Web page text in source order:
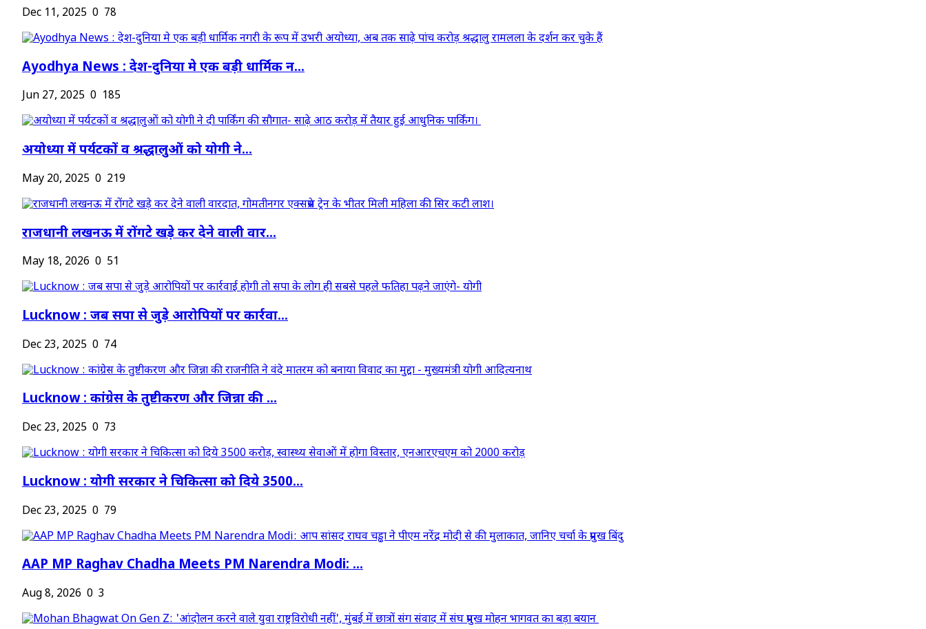
Dec 11, 2025 0 78
Ayodhya News : देश-दुनिया मे एक बड़ी धार्मिक न...
Jun 27, 2025 0 185
अयोध्या में पर्यटकों व श्रद्धालुओं को योगी ने...
May 20, 2025 0 219
राजधानी लखनऊ में रोंगटे खड़े कर देने वाली वार...
May 18, 2026 0 51
Lucknow : जब सपा से जुड़े आरोपियों पर कार्रवा...
Dec 23, 2025 0 74
Lucknow : कांग्रेस के तुष्टीकरण और जिन्ना की ...
Dec 23, 2025 0 73
Lucknow : योगी सरकार ने चिकित्सा को दिये 3500...
Dec 23, 2025 0 79
AAP MP Raghav Chadha Meets PM Narendra Modi: ...
Aug 8, 2026 0 3